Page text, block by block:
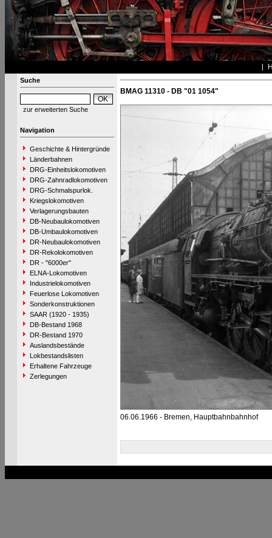
Suche
zur erweiterten Suche
Navigation
Geschichte & Hintergründe
Länderbahnen
DRG-Einheitslokomotiven
DRG-Zahnradlokomotiven
DRG-Schmalspurlok.
Kriegslokomotiven
Verlagerungsbauten
DB-Neubaulokomotiven
DB-Umbaulokomotiven
DR-Neubaulokomotiven
DR-Rekolokomotiven
DR - "6000er"
ELNA-Lokomotiven
Industrielokomotiven
Feuerlose Lokomotiven
Sonderkonstruktionen
SAAR (1920 - 1935)
DB-Bestand 1968
DR-Bestand 1970
Auslandsbestände
Lokbestandslisten
Erhaltene Fahrzeuge
Zerlegungen
BMAG 11310 - DB "01 1054"
06.06.1966 - Bremen, Hauptbahnbahnhof